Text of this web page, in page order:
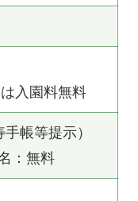
入園料無料
帳等提示）
：無料